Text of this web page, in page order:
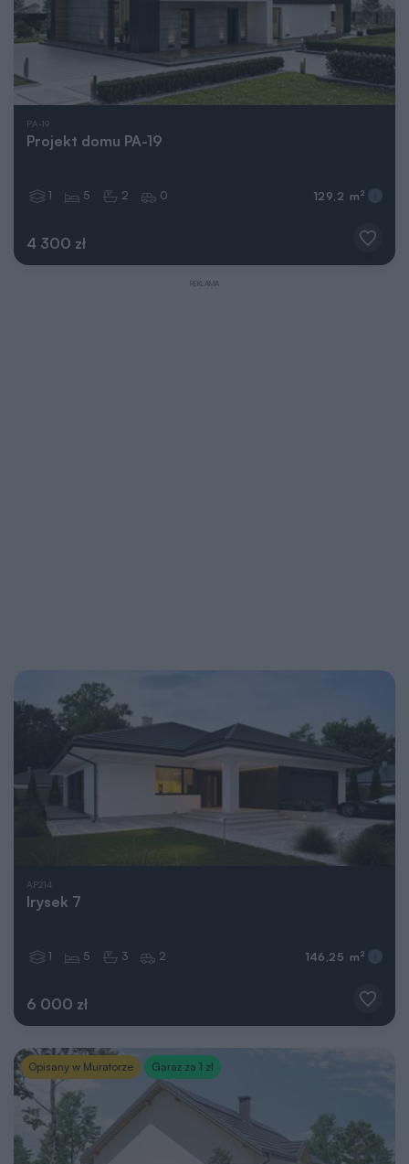
PA-19
Projekt domu PA-19
4 300 zł
1 5 2 0 129,2 m 2
REKLAMA
AP214
Irysek 7
6 000 zł
1 5 3 2 146,25 m 2
Opisany w Muratorze Garaż za 1 zł